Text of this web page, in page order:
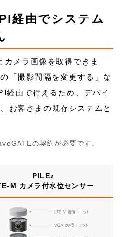
経由でシステム
メラ画像を取得できま
「撮影間隔を変更する」な
経由で行えるため、デバイ
お客さまの既存システムと
の契約が必要です。
PILEz
M カメラ付水位センサー